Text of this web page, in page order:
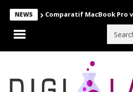
NEWS Comparatif MacBook Pro